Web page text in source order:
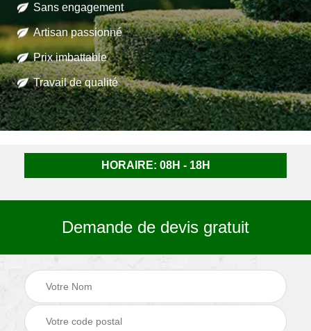
Sans engagement
Artisan passionné
Prix imbattable
Travail de qualité
HORAIRE: 08H - 18H
Demande de devis gratuit